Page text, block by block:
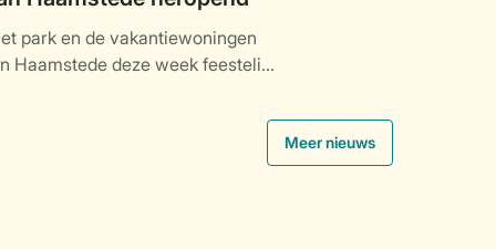
kleinschalige park met 60 veelal
opent zijn deuren in het
uitvalsbasis voor
park en de vakantiewoningen
Haamstede deze week feestelijk
Meer nieuws